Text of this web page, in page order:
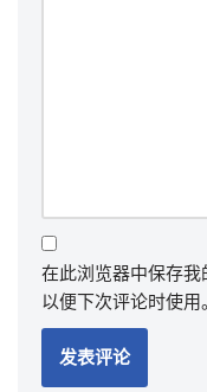
在此浏览器中保存我
以便下次评论时使用